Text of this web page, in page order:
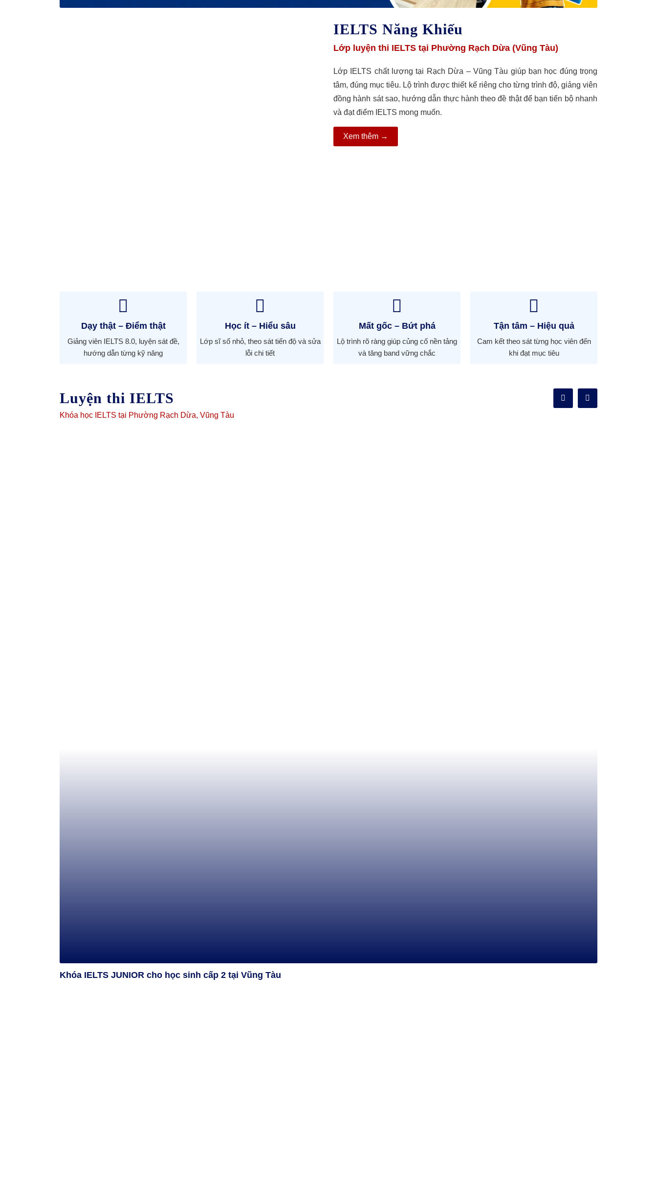
IELTS Năng Khiếu
Lớp luyện thi IELTS tại Phường Rạch Dừa (Vũng Tàu)
Lớp IELTS chất lượng tại Rạch Dừa – Vũng Tàu giúp bạn học đúng trọng
tâm, đúng mục tiêu. Lộ trình được thiết kế riêng cho từng trình độ, giảng viên
đồng hành sát sao, hướng dẫn thực hành theo đề thật để bạn tiến bộ nhanh
và đạt điểm IELTS mong muốn.
Xem thêm →
Dạy thật – Điểm thật
Giảng viên IELTS 8.0, luyện sát đề,
hướng dẫn từng kỹ năng
Học ít – Hiểu sâu
Lớp sĩ số nhỏ, theo sát tiến độ và sửa
lỗi chi tiết
Mất gốc – Bứt phá
Lộ trình rõ ràng giúp củng cố nền tảng
và tăng band vững chắc
Tận tâm – Hiệu quả
Cam kết theo sát từng học viên đến
khi đạt mục tiêu
Luyện thi IELTS
Khóa học IELTS tại Phường Rạch Dừa, Vũng Tàu
Khóa IELTS JUNIOR cho học sinh cấp 2 tại Vũng Tàu